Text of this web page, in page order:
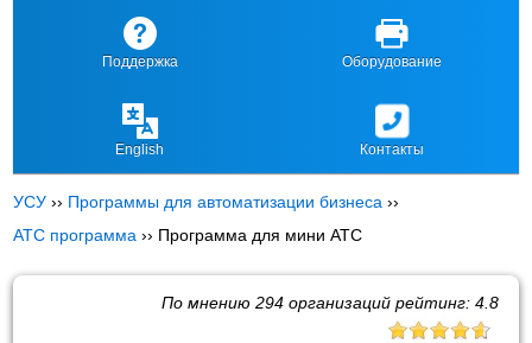
Поддержка Оборудование
English Контакты
УСУ ›› Программы для автоматизации бизнеса ››
АТС программа ›› Программа для мини АТС
По мнению 294организаций рейтинг: 4.8